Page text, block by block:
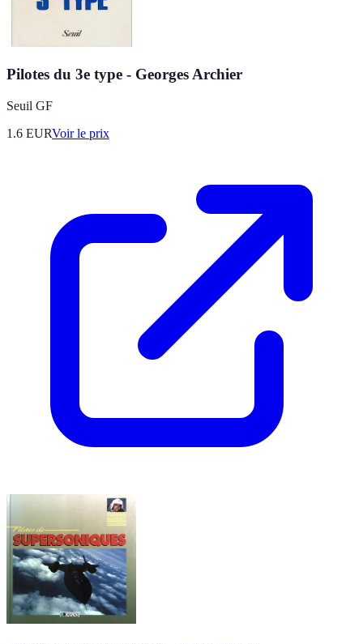
Pilotes du 3e type - Georges Archier
Seuil GF
1.6 EURVoir le prix